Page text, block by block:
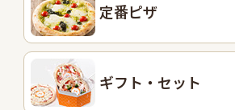
定番ピザ
ギフト・セット